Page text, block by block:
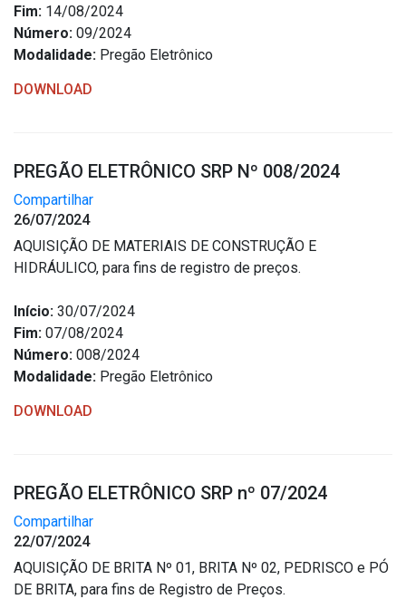
Fim: 14/08/2024
Número: 09/2024
Modalidade: Pregão Eletrônico
DOWNLOAD
PREGÃO ELETRÔNICO SRP Nº 008/2024
Compartilhar
26/07/2024
AQUISIÇÃO DE MATERIAIS DE CONSTRUÇÃO E
HIDRÁULICO, para fins de registro de preços.
Início: 30/07/2024
Fim: 07/08/2024
Número: 008/2024
Modalidade: Pregão Eletrônico
DOWNLOAD
PREGÃO ELETRÔNICO SRP nº 07/2024
Compartilhar
22/07/2024
AQUISIÇÃO DE BRITA Nº 01, BRITA Nº 02, PEDRISCO e PÓ
DE BRITA, para fins de Registro de Preços.